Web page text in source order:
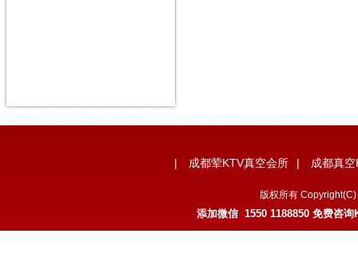
| 成都荤KTV真空会所 | 成都真
版权所有
添加微信 1550 1188850 免费咨